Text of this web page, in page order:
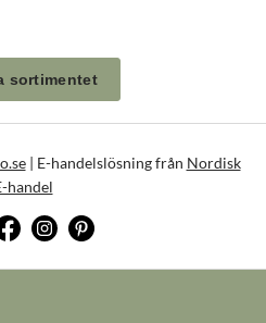
sortimentet
| E-handelslösning från Nordisk
handel